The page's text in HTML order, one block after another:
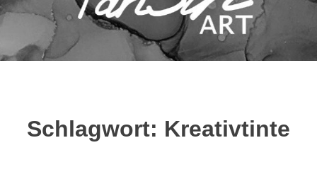
Schlagwort: Kreativtinte